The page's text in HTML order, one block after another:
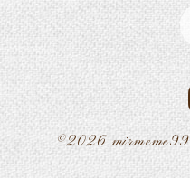
©2026mirmeme99